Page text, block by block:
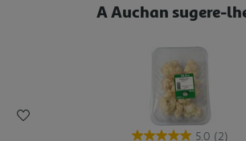
A Auchan sugere-
5.0 (2)